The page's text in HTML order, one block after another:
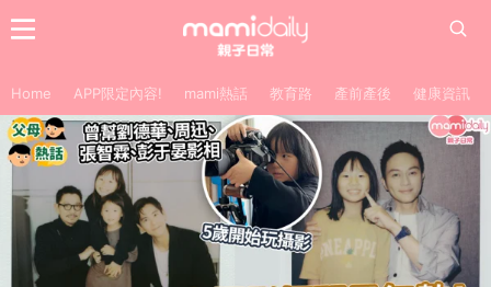
Home APP限定內容! mami熱話 教育路 產前產後 健康資訊